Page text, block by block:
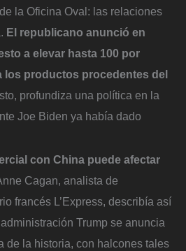
la Oficina Oval: las relaciones
El republicano anunció en
a elevar hasta 100 por
los productos procedentes del
profundiza una política en la
Joe Biden ya había dado
con China puede afectar
Cagan, analista de
francés L’Express, describía así
Trump se anuncia
de la historia, con halcones tales